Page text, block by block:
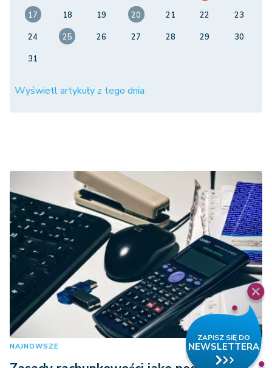
17
18 19 20 21 22
23
24
25 26 27 28 29
30
31
Wyświetl artykuły z tego dnia
NAJNOWSZE